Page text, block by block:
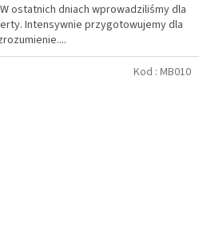
ostatnich dniach wprowadziliśmy dla
Intensywnie przygotowujemy dla
Kod : MB010